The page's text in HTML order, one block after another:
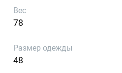
Вес
78
Размер одежды
48